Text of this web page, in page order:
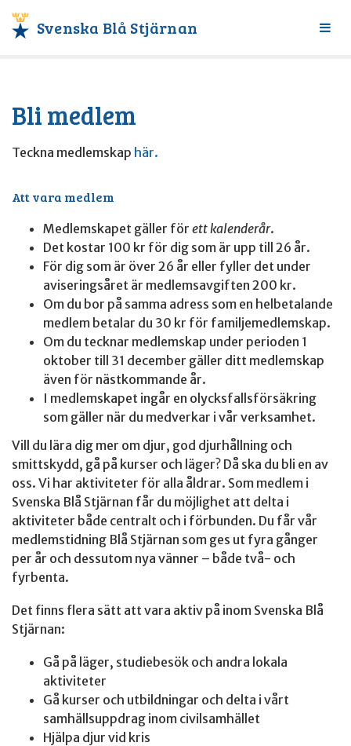
Svenska Blå Stjärnan
Växla
Bli medlem
Teckna medlemskap här.
Att vara medlem
Medlemskapet gäller för ett kalenderår.
Det kostar 100 kr för dig som är upp till 26 år.
För dig som är över 26 år eller fyller det under
aviseringsåret är medlemsavgiften 200 kr.
Om du bor på samma adress som en helbetalande
medlem betalar du 30 kr för familjemedlemskap.
Om du tecknar medlemskap under perioden 1
oktober till 31 december gäller ditt medlemskap
även för nästkommande år.
I medlemskapet ingår en olycksfallsförsäkring
som gäller när du medverkar i vår verksamhet.
Vill du lära dig mer om djur, god djurhållning och
smittskydd, gå på kurser och läger? Då ska du bli en av
oss. Vi har aktiviteter för alla åldrar. Som medlem i
Svenska Blå Stjärnan får du möjlighet att delta i
aktiviteter både centralt och i förbunden. Du får vår
medlemstidning Blå Stjärnan som ges ut fyra gånger
per år och dessutom nya vänner – både två- och
fyrbenta.
Det finns flera sätt att vara aktiv på inom Svenska Blå
Stjärnan:
Gå på läger, studiebesök och andra lokala
aktiviteter
Gå kurser och utbildningar och delta i vårt
samhällsuppdrag inom civilsamhället
Hjälpa djur vid kris